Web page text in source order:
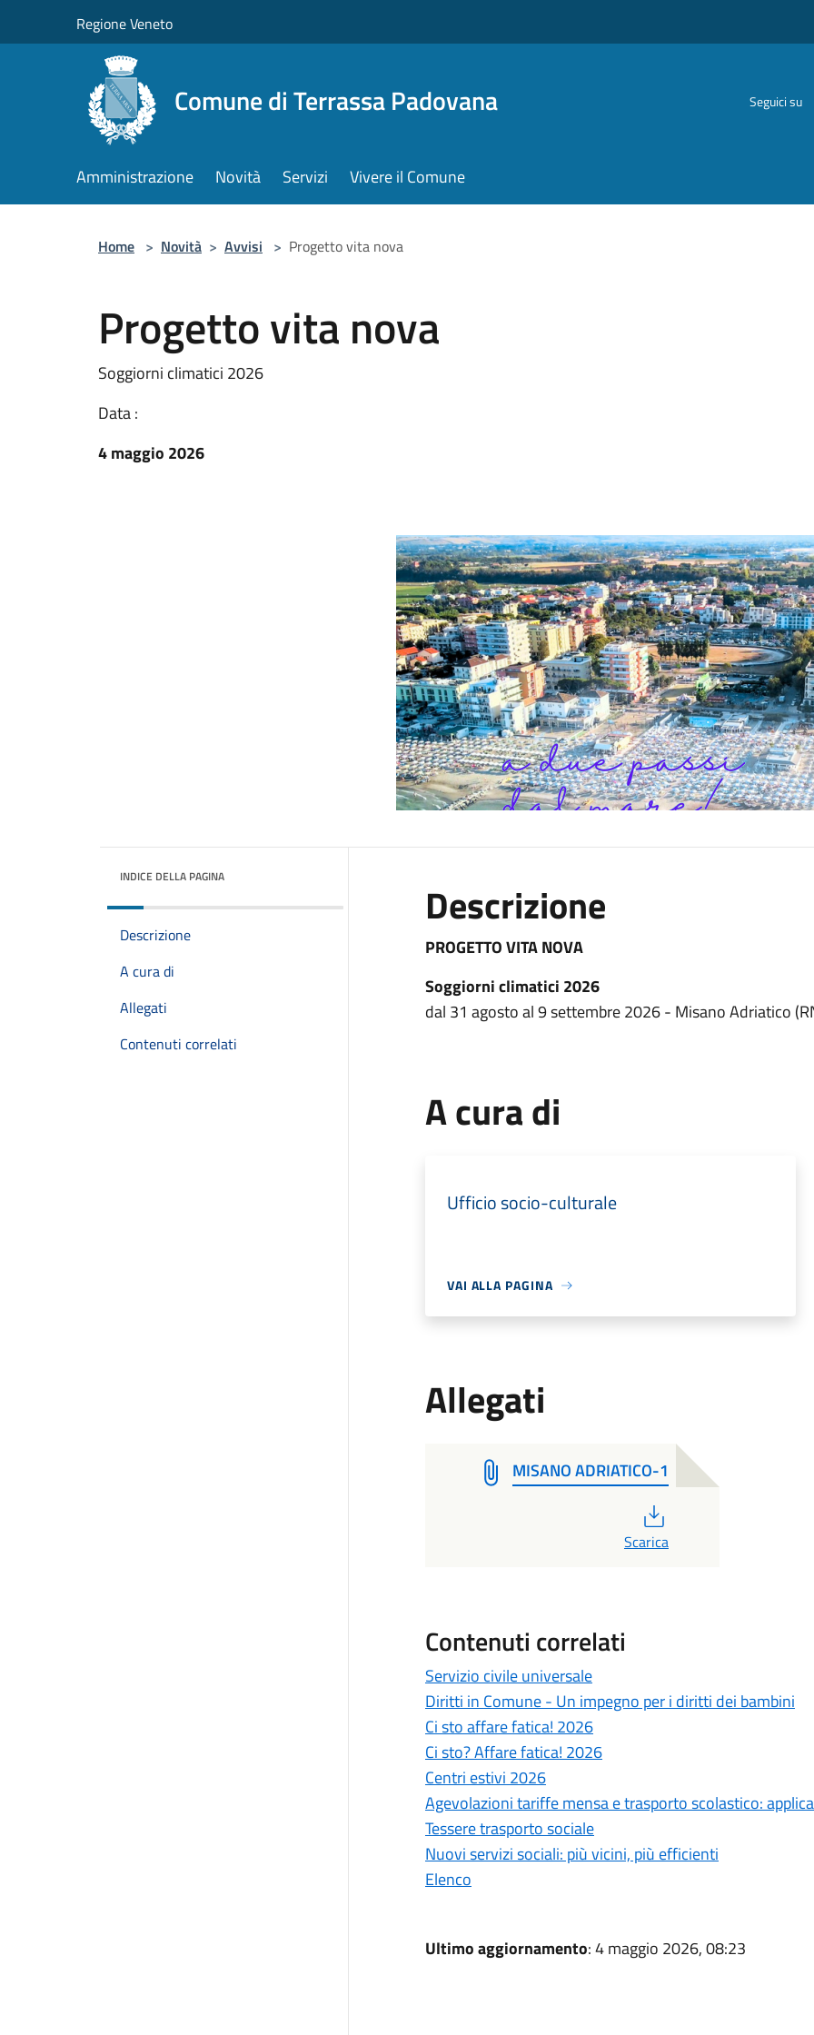
Regione Veneto
Comune di Terrassa Padovana Seguici su
Amministrazione Novità Servizi Vivere il Comune
Home > Novità > Avvisi > Progetto vita nova
Progetto vita nova
Soggiorni climatici 2026
Data :
4 maggio 2026
INDICE DELLA PAGINA
Descrizione
A cura di
Allegati
Contenuti correlati
Descrizione
PROGETTO VITA NOVA
Soggiorni climatici 2026
dal 31 agosto al 9 settembre 2026 - Misano Adriatico
A cura di
Ufficio socio-culturale
VAI ALLA PAGINA
Allegati
MISANO ADRIATICO-1
Scarica
Contenuti correlati
Servizio civile universale
Diritti in Comune - Un impegno per i diritti dei bambini
Ci sto affare fatica! 2026
Ci sto? Affare fatica! 2026
Centri estivi 2026
Agevolazioni tariffe mensa e trasporto scolastico:
Tessere trasporto sociale
Nuovi servizi sociali: più vicini, più efficienti
Elenco
Ultimo aggiornamento: 4 maggio 2026, 08:23